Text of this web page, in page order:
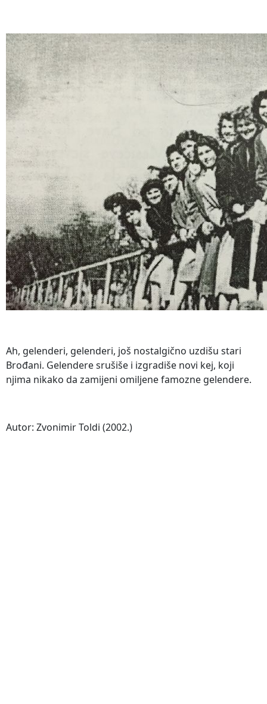
Ah, gelenderi, gelenderi, još nostalgično uzdišu stari
Brođani. Gelendere srušiše i izgradiše novi kej, koji
njima nikako da zamijeni omiljene famozne gelendere.
Autor: Zvonimir Toldi (2002.)